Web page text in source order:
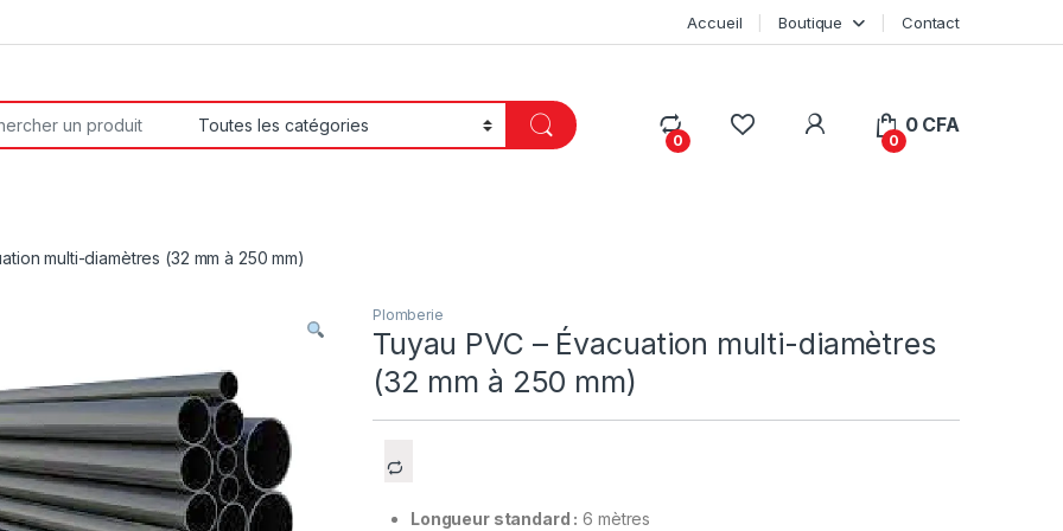
Accueil Boutique Contact
0
My Account
0
0 CFA
multi-diamètres (32 mm à 250 mm)
Plomberie
Tuyau PVC – Évacuation multi-diamètres
(32 mm à 250 mm)
Longueur standard : 6 mètres